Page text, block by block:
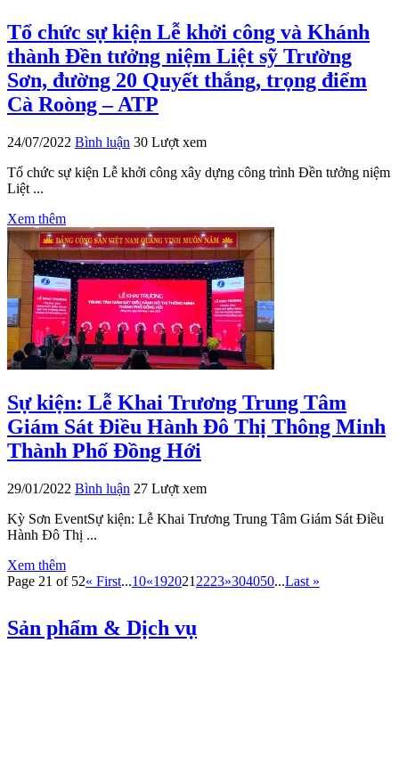
Tổ chức sự kiện Lễ khởi công và Khánh
thành Đền tưởng niệm Liệt sỹ Trường
Sơn, đường 20 Quyết thắng, trọng điểm
Cà Roòng – ATP
24/07/2022 Bình luận 30 Lượt xem
Tổ chức sự kiện Lễ khởi công xây dựng công trình Đền tưởng niệm
Liệt ...
Xem thêm
Sự kiện: Lễ Khai Trương Trung Tâm
Giám Sát Điều Hành Đô Thị Thông Minh
Thành Phố Đồng Hới
29/01/2022 Bình luận 27 Lượt xem
Kỳ Sơn EventSự kiện: Lễ Khai Trương Trung Tâm Giám Sát Điều
Hành Đô Thị ...
Xem thêm
Page 21 of 52« First...10«192021 2223»304050...Last »
Sản phẩm & Dịch vụ